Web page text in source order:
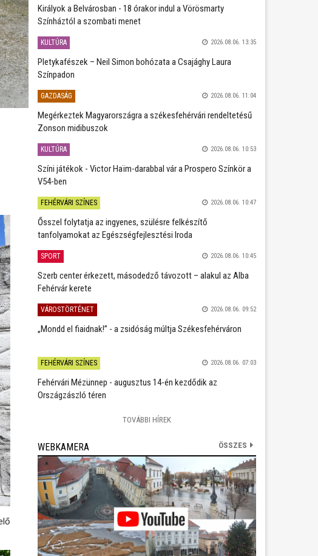
Királyok a Belvárosban - 18 órakor indul a Vörösmarty
Színháztól a szombati menet
KULTÚRA 2026.08.06. 13:35
Pletykafészek – Neil Simon bohózata a Csajághy Laura
Színpadon
GAZDASÁG 2026.08.06. 11:04
Megérkeztek Magyarországra a székesfehérvári rendeltetésű
Zonson midibuszok
KULTÚRA 2026.08.06. 10:53
Színi játékok - Victor Haïm-darabbal vár a Prospero Színkör a
V54-ben
FEHÉRVÁRI SZÍNES 2026.08.06. 10:47
Ősszel folytatja az ingyenes, szülésre felkészítő
tanfolyamokat az Egészségfejlesztési Iroda
SPORT 2026.08.06. 10:45
Szerb center érkezett, másodedző távozott – alakul az Alba
Fehérvár kerete
VÁROSTÖRTÉNET 2026.08.06. 09:52
„Mondd el fiaidnak!” - a zsidóság múltja Székesfehérváron
FEHÉRVÁRI SZÍNES 2026.08.06. 07:03
Fehérvári Mézünnep - augusztus 14-én kezdődik az
Országzászló téren
TOVÁBBI HÍREK
WEBKAMERA ÖSSZES